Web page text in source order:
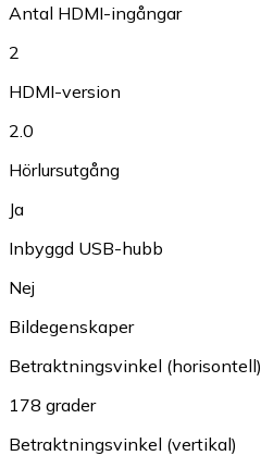
Antal HDMI-ingångar
2
HDMI-version
2.0
Hörlursutgång
Ja
Inbyggd USB-hubb
Nej
Bildegenskaper
Betraktningsvinkel (horisontell)
178 grader
Betraktningsvinkel (vertikal)